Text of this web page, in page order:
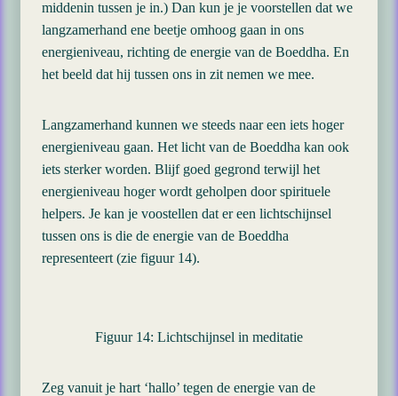
middenin tussen je in.) Dan kun je je voorstellen dat we
langzamerhand ene beetje omhoog gaan in ons
energieniveau, richting de energie van de Boeddha. En
het beeld dat hij tussen ons in zit nemen we mee.
Langzamerhand kunnen we steeds naar een iets hoger
energieniveau gaan. Het licht van de Boeddha kan ook
iets sterker worden. Blijf goed gegrond terwijl het
energieniveau hoger wordt geholpen door spirituele
helpers. Je kan je voostellen dat er een lichtschijnsel
tussen ons is die de energie van de Boeddha
representeert (zie figuur 14).
Figuur 14: Lichtschijnsel in meditatie
Zeg vanuit je hart ‘hallo’ tegen de energie van de